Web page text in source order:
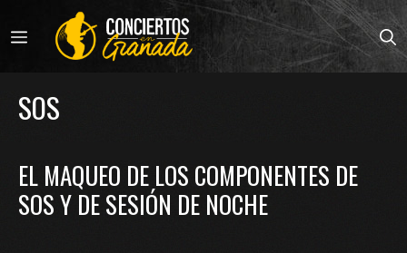
al
contenido
MENÚ
SOS
EL MAQUEO DE LOS COMPONENTES DE
SOS Y DE SESIÓN DE NOCHE